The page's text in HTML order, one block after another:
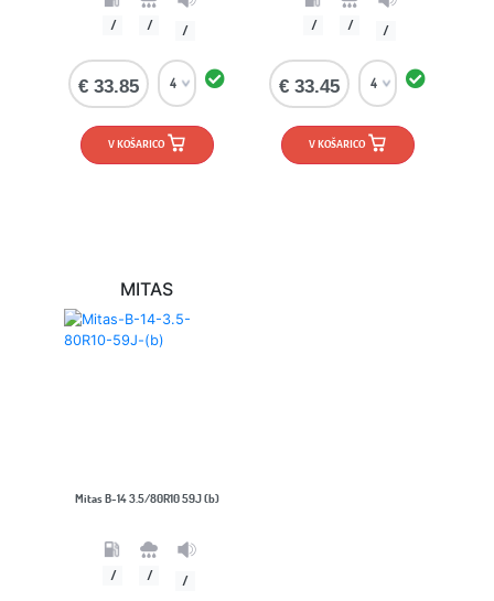
/ / /
€ 33.85
V KOŠARICO
/ / /
€ 33.45
V KOŠARICO
MITAS
Mitas B-14 3.5/80R10 59J (b)
/ / /